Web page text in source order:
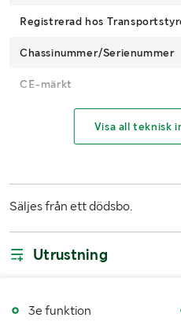
Registrerad hos
Chassinummer/Serienummer
CE-märkt
Drivmedel
Däckdimension fram
Visa all teknisk
Säljes från ett dödsbo.
Utrustning
3e funktion